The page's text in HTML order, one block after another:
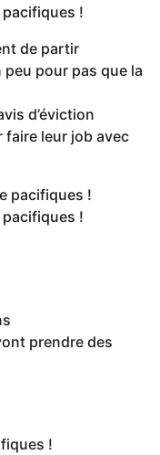
!
de partir
pour pas que la
d’éviction
faire leur job avec
pacifiques !
!
prendre des
!